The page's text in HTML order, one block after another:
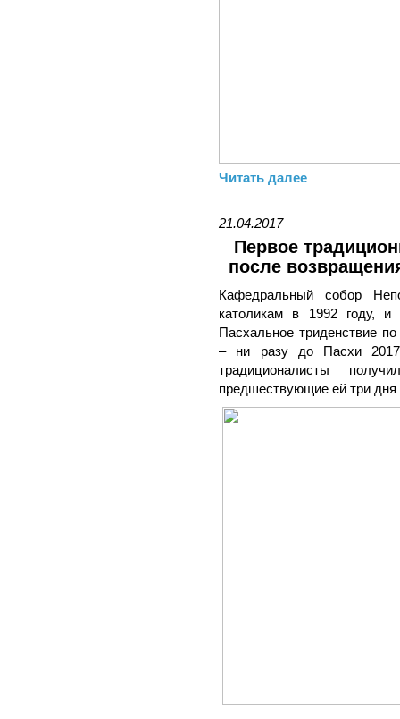
Читать далее
21.04.2017
Первое
после
Кафедральный собор
католикам в 1992 году,
Пасхальное триденствие
– ни разу до Пасхи 2017
традиционалисты
предшествующие ей три дня